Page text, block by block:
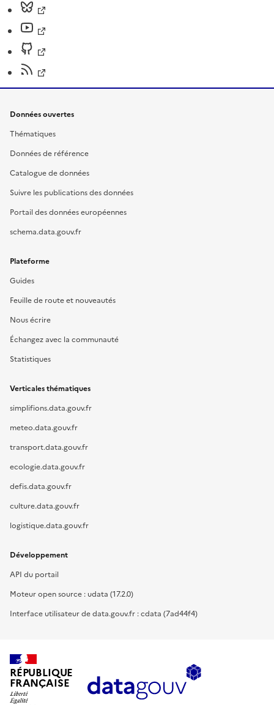
Données ouvertes
Thématiques
Données de référence
Catalogue de données
Suivre les publications des données
Portail des données européennes
schema.data.gouv.fr
Plateforme
Guides
Feuille de route et nouveautés
Nous écrire
Échangez avec la communauté
Statistiques
Verticales thématiques
simplifions.data.gouv.fr
meteo.data.gouv.fr
transport.data.gouv.fr
ecologie.data.gouv.fr
defis.data.gouv.fr
culture.data.gouv.fr
logistique.data.gouv.fr
Développement
API du portail
Moteur open source : udata (17.2.0)
Interface utilisateur de data.gouv.fr : cdata (7ad44f4)
RÉPUBLIQUE
FRANÇAISE